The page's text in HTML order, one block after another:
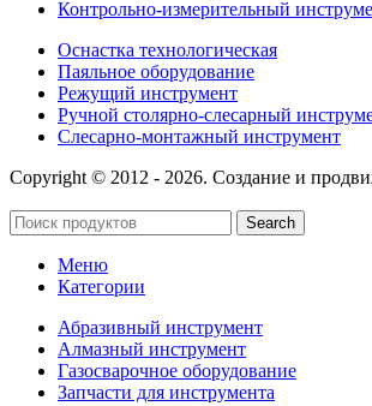
Контрольно-измерительный
Оснастка технологическая
Паяльное оборудование
Режущий инструмент
Ручной столярно-слесарный
Слесарно-монтажный инструмент
Copyright © 2012 - 2026. Создание и
Search
Меню
Категории
Абразивный инструмент
Алмазный инструмент
Газосварочное оборудование
Запчасти для инструмента